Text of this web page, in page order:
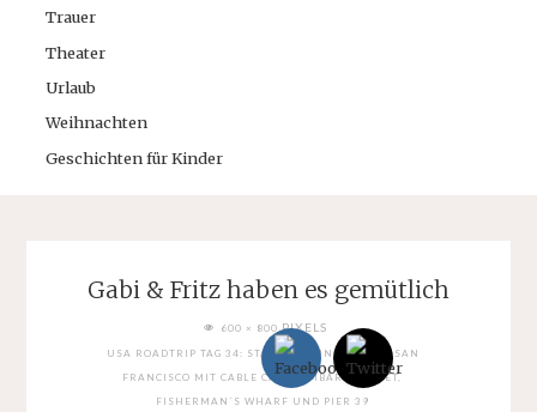
Trauer
Theater
Urlaub
Weihnachten
Geschichten für Kinder
Gabi & Fritz haben es gemütlich
FULL600 × 800PIXELS
USA ROADTRIP TAG 34: STANFORD UNIVERSITY. SAN
FRANCISCO MIT CABLE CAR, LOMBARD STREET,
FISHERMAN´S WHARF UND PIER 39